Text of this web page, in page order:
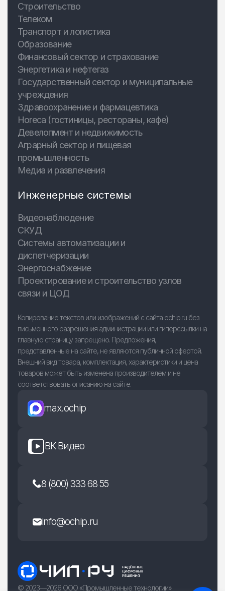
Строительство
Телеком
Транспорт и логистика
Образование
Финансовый сектор и страхование
Энергетика и нефтегаз
Государственный сектор и муниципальные
учреждения
Здравоохранение и фармацевтика
Horeca (гостиницы, рестораны, кафе)
Девелопмент и недвижимость
Аграрный сектор и пищевая
промышленность
Медиа и развлечения
Инженерные системы
Видеонаблюдение
СКУД
Системы автоматизации и
диспетчеризации
Энергоснабжение
Проектирование и строительство узлов
связи и ЦОД
Копирование текстов или изображений с сайта ochip.ru без
письменного разрешения администрации или гиперссылки на
главную страницу запрещено. Предложения,
представленные на сайте, не являются публичной офертой.
Внешний вид товара, комплектация, характеристики и цена
товаров может быть изменена производителем и не
соответствовать описанию на сайте.
max.ochip
ВК Видео
8 (800) 333 68 55
info@ochip.ru
© 2023—2026 ООО «Промышленные технологии»